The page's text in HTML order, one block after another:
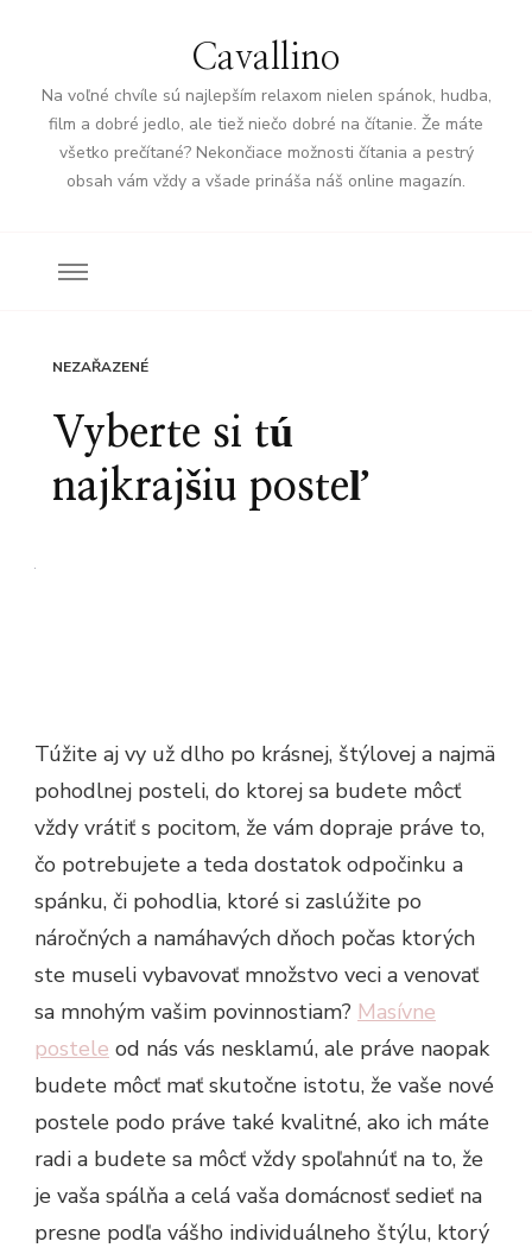
Cavallino
Na voľné chvíle sú najlepším relaxom nielen spánok, hudba,
film a dobré jedlo, ale tiež niečo dobré na čítanie. Že máte
všetko prečítané? Nekončiace možnosti čítania a pestrý
obsah vám vždy a všade prináša náš online magazín.
NEZAŘAZENÉ
Vyberte si tú
najkrajšiu posteľ
Túžite aj vy už dlho po krásnej, štýlovej a najmä
pohodlnej posteli, do ktorej sa budete môcť
vždy vrátiť s pocitom, že vám dopraje práve to,
čo potrebujete a teda dostatok odpočinku a
spánku, či pohodlia, ktoré si zaslúžite po
náročných a namáhavých dňoch počas ktorých
ste museli vybavovať množstvo veci a venovať
sa mnohým vašim povinnostiam? Masívne
postele od nás vás nesklamú, ale práve naopak
budete môcť mať skutočne istotu, že vaše nové
postele podo práve také kvalitné, ako ich máte
radi a budete sa môcť vždy spoľahnúť na to, že
je vaša spálňa a celá vaša domácnosť sedieť na
presne podľa vášho individuálneho štýlu, ktorý